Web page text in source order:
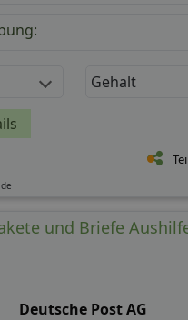
Gehalt
und Briefe
Deutsche Post AG